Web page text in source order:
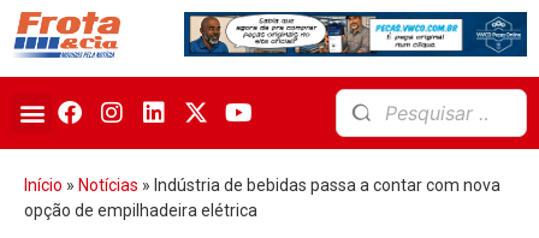
Início » Notícias » Indústria de bebidas passa a contar com nova
opção de empilhadeira elétrica